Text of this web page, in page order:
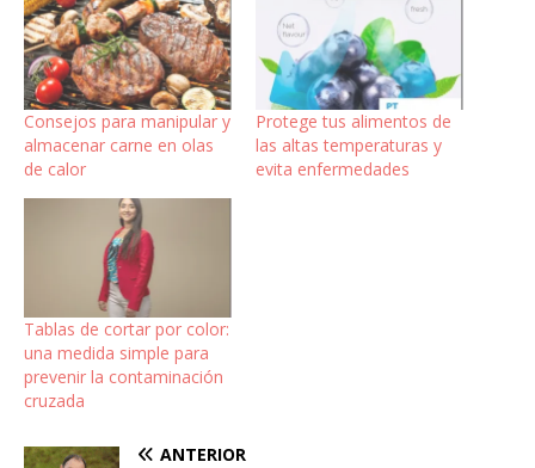
Consejos para manipular y
almacenar carne en olas
de calor
Protege tus alimentos de
las altas temperaturas y
evita enfermedades
Tablas de cortar por color:
una medida simple para
prevenir la contaminación
cruzada
ANTERIOR